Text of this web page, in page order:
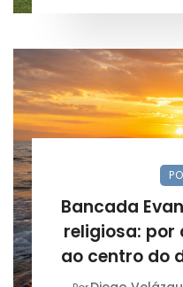
Bancada
religiosa: por
ao centro do